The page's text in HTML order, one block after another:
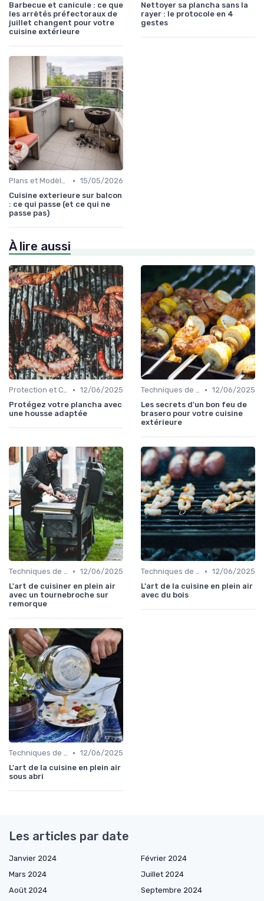
Barbecue et canicule : ce que
les arrêtés préfectoraux de
juillet changent pour votre
cuisine extérieure
Nettoyer sa plancha sans la
rayer : le protocole en 4
gestes
Plans et Modèles de Cuisines Extérieures • 15/05/2026
Cuisine exterieure sur balcon
: ce qui passe (et ce qui ne
passe pas)
À lire aussi
Protection et Conservation du Matériel • 12/06/2025
Protégez votre plancha avec
une housse adaptée
Techniques de Cuisson en Plein Air • 12/06/2025
Les secrets d'un bon feu de
brasero pour votre cuisine
extérieure
Techniques de Cuisson en Plein Air • 12/06/2025
L'art de cuisiner en plein air
avec un tournebroche sur
remorque
Techniques de Cuisson en Plein Air • 12/06/2025
L'art de la cuisine en plein air
avec du bois
Techniques de Cuisson en Plein Air • 12/06/2025
L'art de la cuisine en plein air
sous abri
Les articles par date
Janvier 2024
Février 2024
Mars 2024
Juillet 2024
Août 2024
Septembre 2024